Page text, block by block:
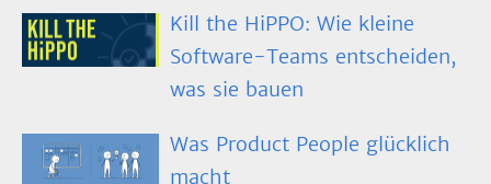
Kill the HiPPO: Wie kleine
Software-Teams entscheiden,
was sie bauen
Was Product People glücklich
macht